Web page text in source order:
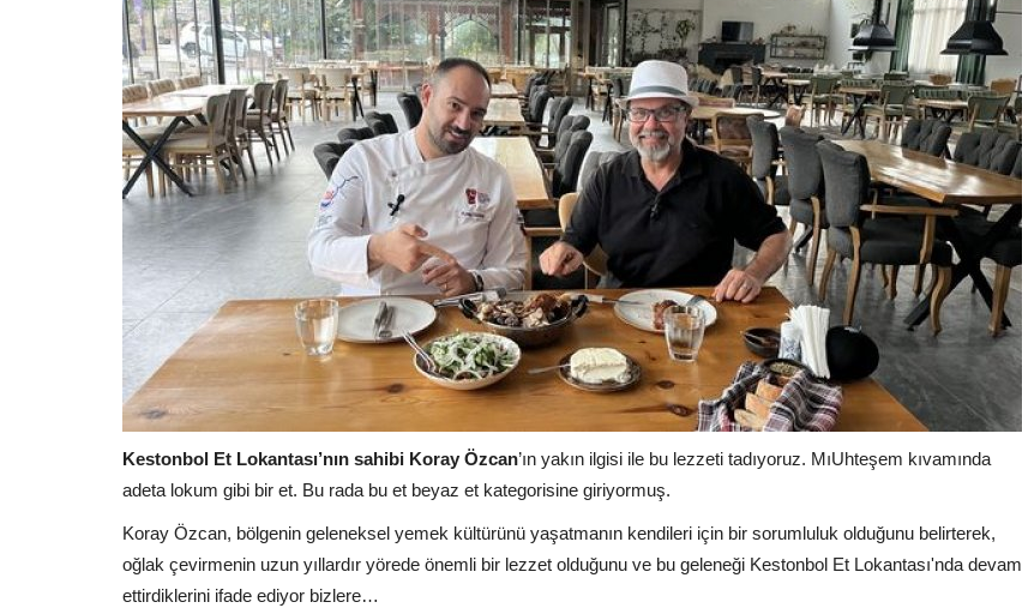
Kestonbol Et Lokantası’nın sahibi Koray Özcan’ın yakın ilgisi ile bu lezzeti tadıyoruz. MıUhteşem kıvamında
adeta lokum gibi bir et. Bu rada bu et beyaz et kategorisine giriyormuş.
Koray Özcan, bölgenin geleneksel yemek kültürünü yaşatmanın kendileri için bir sorumluluk olduğunu belirterek,
oğlak çevirmenin uzun yıllardır yörede önemli bir lezzet olduğunu ve bu geleneği Kestonbol Et Lokantası'nda devam
ettirdiklerini ifade ediyor bizlere…